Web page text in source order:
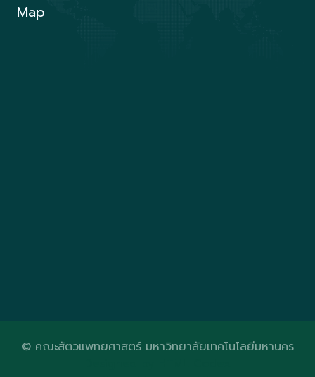
Map
© คณะสัตวแพทยศาสตร์ มหาวิทยาลัยเทคโนโลยีมหานคร